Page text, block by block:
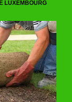
LUXEMBOURG